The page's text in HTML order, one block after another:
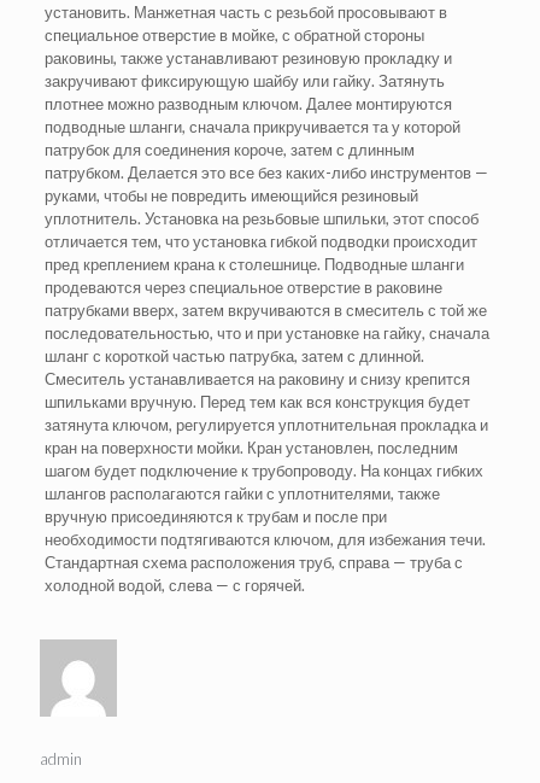
установить. Манжетная часть с резьбой просовывают в
специальное отверстие в мойке, с обратной стороны
раковины, также устанавливают резиновую прокладку и
закручивают фиксирующую шайбу или гайку. Затянуть
плотнее можно разводным ключом. Далее монтируются
подводные шланги, сначала прикручивается та у которой
патрубок для соединения короче, затем с длинным
патрубком. Делается это все без каких-либо инструментов —
руками, чтобы не повредить имеющийся резиновый
уплотнитель. Установка на резьбовые шпильки, этот способ
отличается тем, что установка гибкой подводки происходит
пред креплением крана к столешнице. Подводные шланги
продеваются через специальное отверстие в раковине
патрубками вверх, затем вкручиваются в смеситель с той же
последовательностью, что и при установке на гайку, сначала
шланг с короткой частью патрубка, затем с длинной.
Смеситель устанавливается на раковину и снизу крепится
шпильками вручную. Перед тем как вся конструкция будет
затянута ключом, регулируется уплотнительная прокладка и
кран на поверхности мойки. Кран установлен, последним
шагом будет подключение к трубопроводу. На концах гибких
шлангов располагаются гайки с уплотнителями, также
вручную присоединяются к трубам и после при
необходимости подтягиваются ключом, для избежания течи.
Стандартная схема расположения труб, справа — труба с
холодной водой, слева — с горячей.
admin